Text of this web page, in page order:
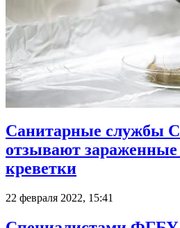
Санитарные службы
отзывают
креветки
22 февраля 2022, 15:41